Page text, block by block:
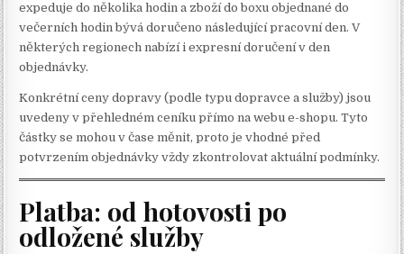
expeduje do několika hodin a zboží do boxu objednané do
večerních hodin bývá doručeno následující pracovní den. V
některých regionech nabízí i expresní doručení v den
objednávky.
Konkrétní ceny dopravy (podle typu dopravce a služby) jsou
uvedeny v přehledném ceníku přímo na webu e-shopu. Tyto
částky se mohou v čase měnit, proto je vhodné před
potvrzením objednávky vždy zkontrolovat aktuální podmínky.
Platba: od hotovosti po
odložené služby